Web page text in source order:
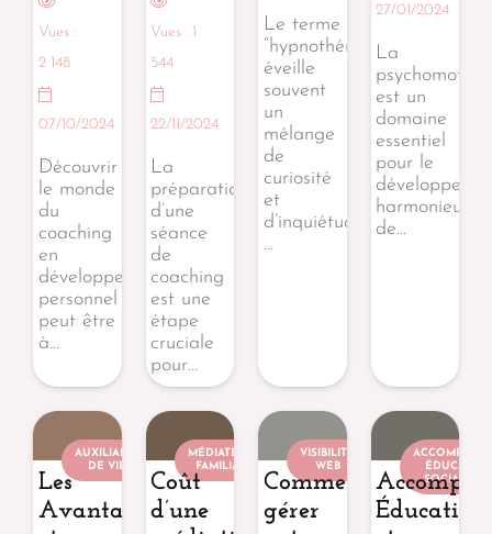
Vues :
2 148
07/10/2024
Découvrir
le monde
du
coaching
en
développement
personnel
peut être
à…
Vues : 1
544
22/11/2024
La
préparation
d’une
séance
de
coaching
est une
étape
cruciale
pour…
Le terme
“hypnothérapie”
éveille
souvent
un
mélange
de
curiosité
et
d’inquiétude.
…
27/01/2024
La
est un
domaine
essentiel
pour le
harmonieux
de…
AUXILIAIRE
DE VIE
Les
Avantages
MÉDIATEUR
FAMILIAL
Coût
d’une
VISIBILITÉ
WEB
Comment
gérer
ÉDUCATIF
SOCIAL
Éducatif